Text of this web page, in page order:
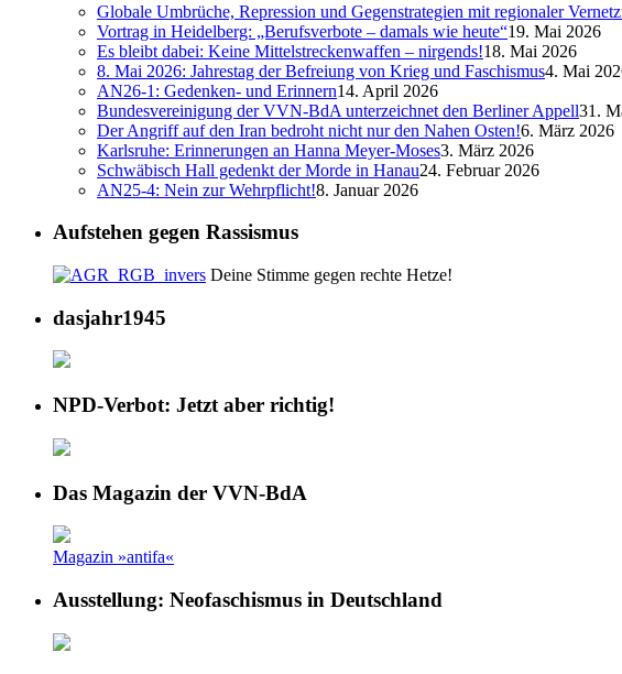
Globale Umbrüche, Repression und Gegenstrategien mit regionaler
Vortrag in Heidelberg: „Berufsverbote – damals wie heute“19. Mai 2026
Es bleibt dabei: Keine Mittelstreckenwaffen – nirgends!18. Mai 2026
8. Mai 2026: Jahrestag der Befreiung von Krieg und Faschismus4. Mai
AN26-1: Gedenken- und Erinnern14. April 2026
Bundesvereinigung der VVN-BdA unterzeichnet den Berliner Appell31.
Der Angriff auf den Iran bedroht nicht nur den Nahen Osten!6. März 2026
Karlsruhe: Erinnerungen an Hanna Meyer-Moses3. März 2026
Schwäbisch Hall gedenkt der Morde in Hanau24. Februar 2026
AN25-4: Nein zur Wehrpflicht!8. Januar 2026
Aufstehen gegen Rassismus
Deine Stimme gegen rechte Hetze!
dasjahr1945
NPD-Verbot: Jetzt aber richtig!
Das Magazin der VVN-BdA
Magazin »antifa«
Ausstellung: Neofaschismus in Deutschland